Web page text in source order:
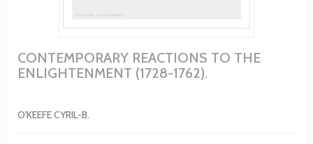
CONTEMPORARY REACTIONS TO THE
ENLIGHTENMENT (1728-1762).
O'KEEFE CYRIL-B.